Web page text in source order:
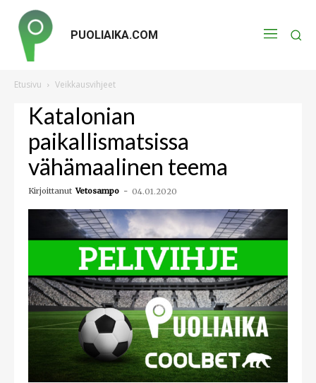
PUOLIAIKA.COM
Etusivu Veikkausvihjeet
Katalonian
paikallismatsissa
vähämaalinen teema
Kirjoittanut Vetosampo - 04.01.2020